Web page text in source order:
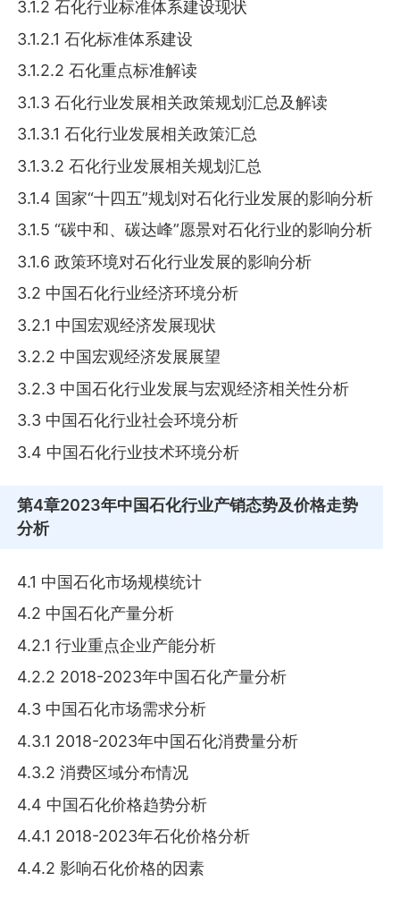
3.1.2 石化行业标准体系建设现状
3.1.2.1 石化标准体系建设
3.1.2.2 石化重点标准解读
3.1.3 石化行业发展相关政策规划汇总及解读
3.1.3.1 石化行业发展相关政策汇总
3.1.3.2 石化行业发展相关规划汇总
3.1.4 国家“十四五”规划对石化行业发展的影响分析
3.1.5 “碳中和、碳达峰”愿景对石化行业的影响分析
3.1.6 政策环境对石化行业发展的影响分析
3.2 中国石化行业经济环境分析
3.2.1 中国宏观经济发展现状
3.2.2 中国宏观经济发展展望
3.2.3 中国石化行业发展与宏观经济相关性分析
3.3 中国石化行业社会环境分析
3.4 中国石化行业技术环境分析
第4章2023年中国石化行业产销态势及价格走势
分析
4.1 中国石化市场规模统计
4.2 中国石化产量分析
4.2.1 行业重点企业产能分析
4.2.2 2018-2023年中国石化产量分析
4.3 中国石化市场需求分析
4.3.1 2018-2023年中国石化消费量分析
4.3.2 消费区域分布情况
4.4 中国石化价格趋势分析
4.4.1 2018-2023年石化价格分析
4.4.2 影响石化价格的因素